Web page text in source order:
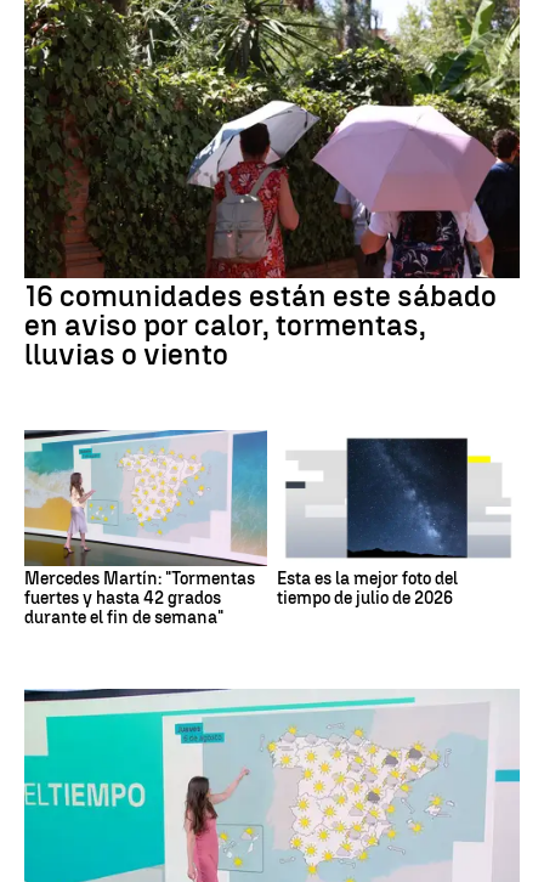
16 comunidades están este sábado
en aviso por calor, tormentas,
lluvias o viento
Mercedes Martín: "Tormentas
fuertes y hasta 42 grados
durante el fin de semana"
Esta es la mejor foto del
tiempo de julio de 2026